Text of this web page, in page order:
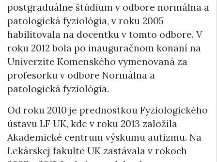
postgraduálne štúdium v odbore normálna a
patologická fyziológia, v roku 2005
habilitovala na docentku v tomto odbore. V
roku 2012 bola po inauguračnom konaní na
Univerzite Komenského vymenovaná za
profesorku v odbore Normálna a
patologická fyziológia.
Od roku 2010 je prednostkou Fyziologického
ústavu LF UK, kde v roku 2013 založila
Akademické centrum výskumu autizmu. Na
Lekárskej fakulte UK zastávala v rokoch